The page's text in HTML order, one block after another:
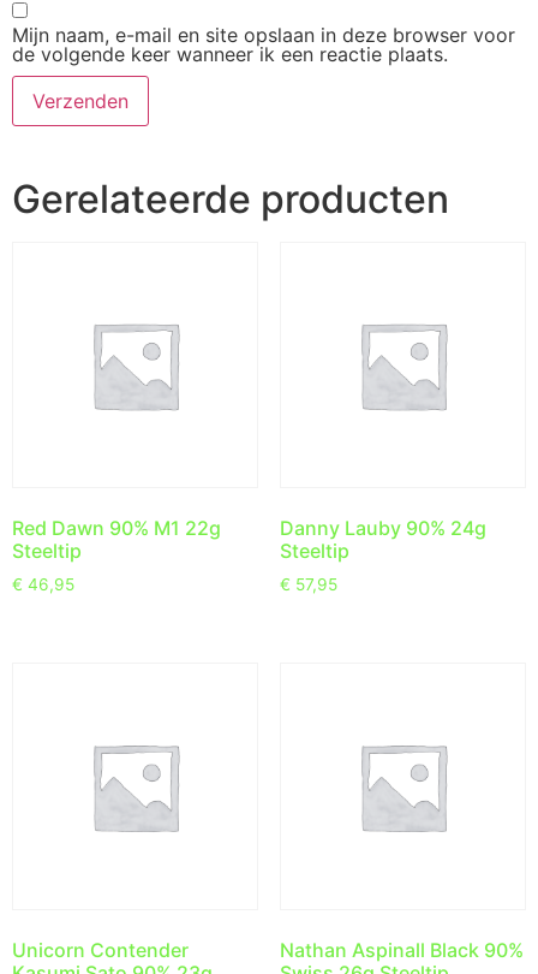
Mijn naam, e-mail en site opslaan in deze browser voor
de volgende keer wanneer ik een reactie plaats.
Gerelateerde producten
Red Dawn 90% M1 22g
Steeltip
€ 46,95
Danny Lauby 90% 24g
Steeltip
€ 57,95
Unicorn Contender
Nathan Aspinall Black 90%